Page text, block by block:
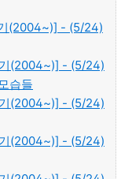
(2004~)] - (5/24)
(2004~)] - (5/24)
습들
(2004~)] - (5/24)
(2004~)] - (5/24)